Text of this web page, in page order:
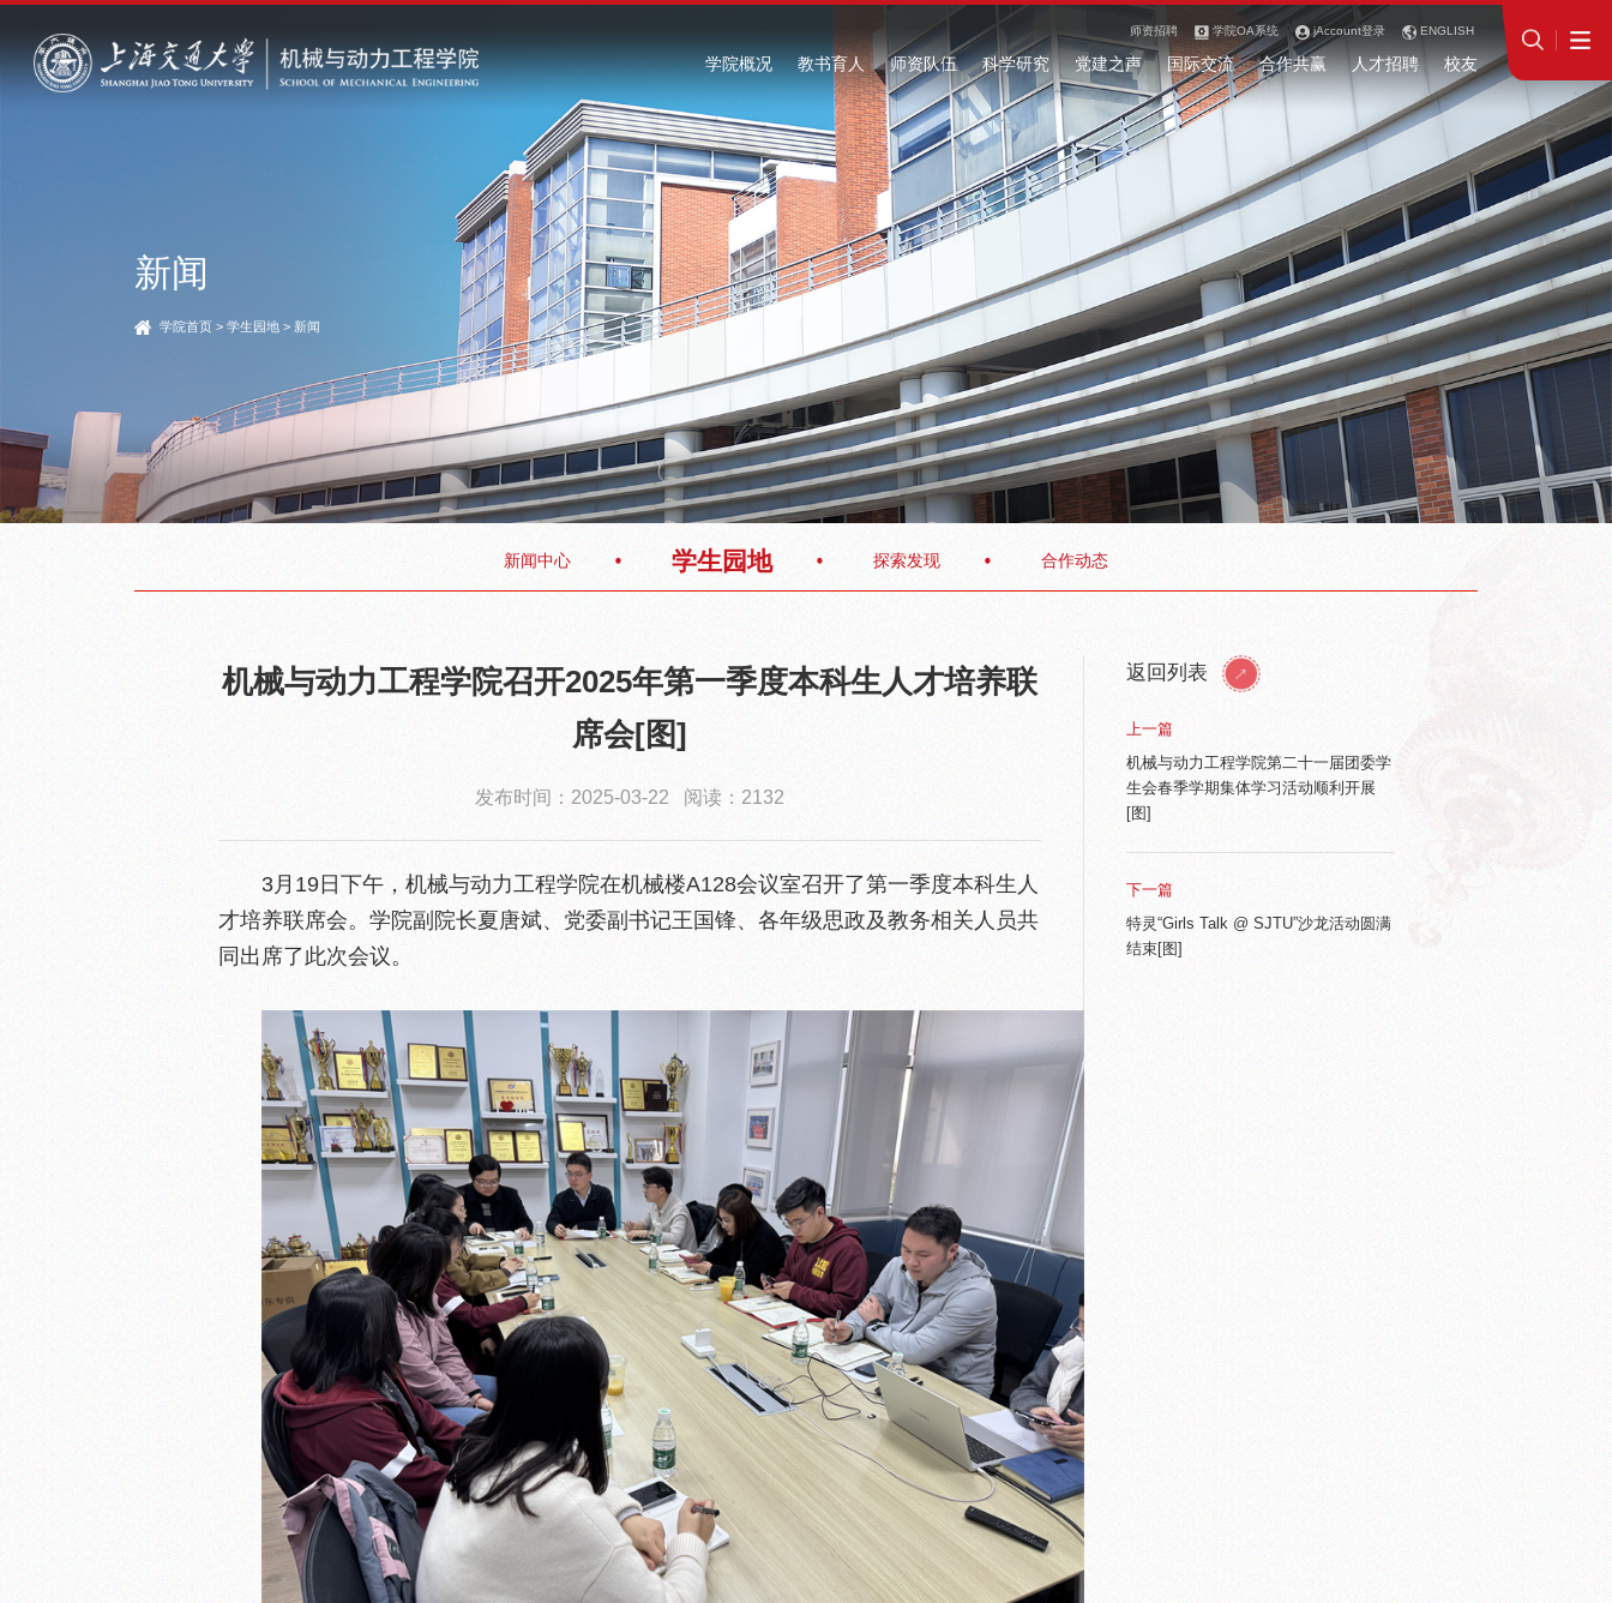
师资招聘 学院OA系统 jAccount登录 ENGLISH
学院概况 教书育人 师资队伍 科学研究 党建之声 国际交流 合作共赢 人才招聘 校友
新闻
学院首页 > 学生园地 > 新闻
新闻中心 学生园地 探索发现 合作动态
机械与动力工程学院召开2025年第一季度本科生人才培养联
席会[图]
发布时间：2025-03-22 阅读：2132
3月19日下午，机械与动力工程学院在机械楼A128会议室召开了第一季度本科生人
才培养联席会。学院副院长夏唐斌、党委副书记王国锋、各年级思政及教务相关人员共
同出席了此次会议。
返回列表
上一篇
机械与动力工程学院第二十一届团委学
生会春季学期集体学习活动顺利开展
[图]
下一篇
特灵“Girls Talk @ SJTU”沙龙活动圆满
结束[图]